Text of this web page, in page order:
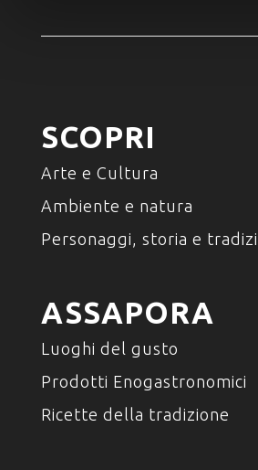
SCOPRI
Arte e Cultura
Ambiente e natura
Personaggi, storia e
ASSAPORA
Luoghi del gusto
Prodotti Enogastronomici
Ricette della tradizione